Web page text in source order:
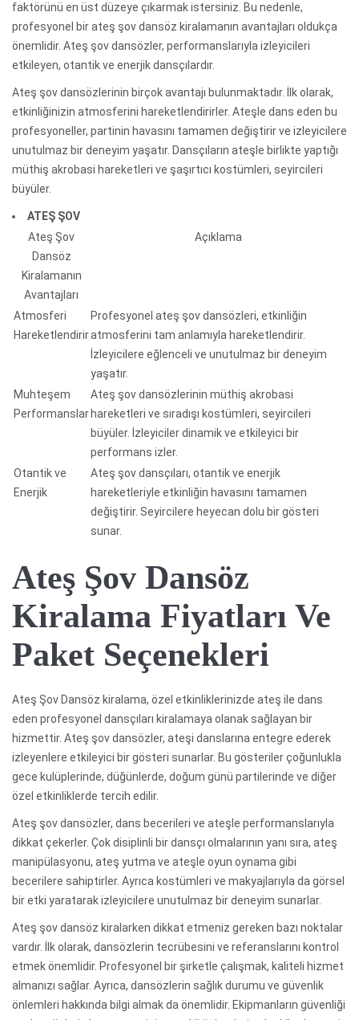
faktörünü en üst düzeye çıkarmak istersiniz. Bu nedenle,
profesyonel bir ateş şov dansöz kiralamanın avantajları oldukça
önemlidir. Ateş şov dansözler, performanslarıyla izleyicileri
etkileyen, otantik ve enerjik dansçılardır.
Ateş şov dansözlerinin birçok avantajı bulunmaktadır. İlk olarak,
etkinliğinizin atmosferini hareketlendirirler. Ateşle dans eden bu
profesyoneller, partinin havasını tamamen değiştirir ve izleyicilere
unutulmaz bir deneyim yaşatır. Dansçıların ateşle birlikte yaptığı
müthiş akrobasi hareketleri ve şaşırtıcı kostümleri, seyircileri
büyüler.
ATEŞ ŞOV
Ateş Şov
Dansöz
Kiralamanın
Avantajları
Açıklama
Atmosferi
Hareketlendirir
Profesyonel ateş şov dansözleri, etkinliğin
atmosferini tam anlamıyla hareketlendirir.
İzleyicilere eğlenceli ve unutulmaz bir deneyim
yaşatır.
Muhteşem
Performanslar
Ateş şov dansözlerinin müthiş akrobasi
hareketleri ve sıradışı kostümleri, seyircileri
büyüler. İzleyiciler dinamik ve etkileyici bir
performans izler.
Otantik ve
Enerjik
Ateş şov dansçıları, otantik ve enerjik
hareketleriyle etkinliğin havasını tamamen
değiştirir. Seyircilere heyecan dolu bir gösteri
sunar.
Ateş Şov Dansöz
Kiralama Fiyatları Ve
Paket Seçenekleri
Ateş Şov Dansöz kiralama, özel etkinliklerinizde ateş ile dans
eden profesyonel dansçıları kiralamaya olanak sağlayan bir
hizmettir. Ateş şov dansözler, ateşi danslarına entegre ederek
izleyenlere etkileyici bir gösteri sunarlar. Bu gösteriler çoğunlukla
gece kulüplerinde, düğünlerde, doğum günü partilerinde ve diğer
özel etkinliklerde tercih edilir.
Ateş şov dansözler, dans becerileri ve ateşle performanslarıyla
dikkat çekerler. Çok disiplinli bir dansçı olmalarının yanı sıra, ateş
manipülasyonu, ateş yutma ve ateşle oyun oynama gibi
becerilere sahiptirler. Ayrıca kostümleri ve makyajlarıyla da görsel
bir etki yaratarak izleyicilere unutulmaz bir deneyim sunarlar.
Ateş şov dansöz kiralarken dikkat etmeniz gereken bazı noktalar
vardır. İlk olarak, dansözlerin tecrübesini ve referanslarını kontrol
etmek önemlidir. Profesyonel bir şirketle çalışmak, kaliteli hizmet
almanızı sağlar. Ayrıca, dansözlerin sağlık durumu ve güvenlik
önlemleri hakkında bilgi almak da önemlidir. Ekipmanların güvenliği